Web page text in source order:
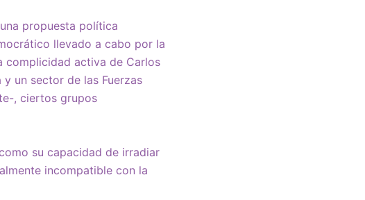
propuesta política
llevado a cabo por la
complicidad activa de Carlos
un sector de las Fuerzas
, ciertos grupos
su capacidad de irradiar
incompatible con la